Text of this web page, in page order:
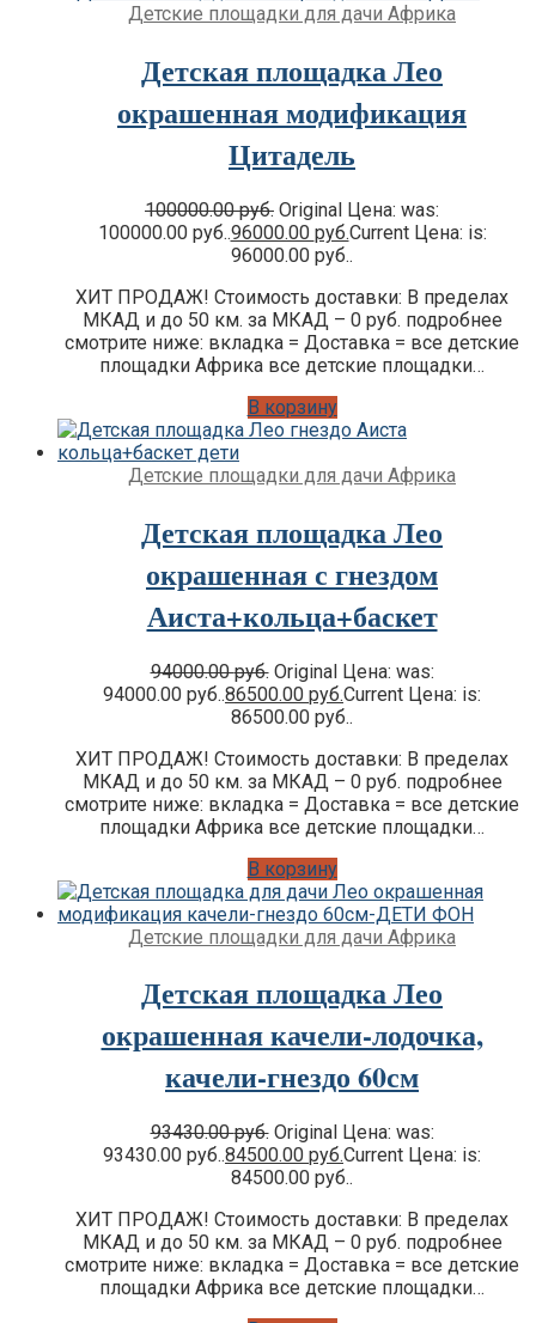
Детские площадки для дачи Африка
Детская площадка Лео
окрашенная модификация
Цитадель
100000.00руб. Original Цена: was:
100000.00 руб..96000.00 руб.Current Цена: is:
96000.00 руб..
ХИТ ПРОДАЖ! Стоимость доставки: В пределах
МКАД и до 50 км. за МКАД – 0 руб. подробнее
смотрите ниже: вкладка = Доставка = все детские
площадки Африка все детские площадки…
В корзину
Детские площадки для дачи Африка
Детская площадка Лео
окрашенная с гнездом
Аиста+кольца+баскет
94000.00руб. Original Цена: was:
94000.00 руб..86500.00 руб.Current Цена: is:
86500.00 руб..
ХИТ ПРОДАЖ! Стоимость доставки: В пределах
МКАД и до 50 км. за МКАД – 0 руб. подробнее
смотрите ниже: вкладка = Доставка = все детские
площадки Африка все детские площадки…
В корзину
Детские площадки для дачи Африка
Детская площадка Лео
окрашенная качели-лодочка,
качели-гнездо 60см
93430.00руб. Original Цена: was:
93430.00 руб..84500.00 руб.Current Цена: is:
84500.00 руб..
ХИТ ПРОДАЖ! Стоимость доставки: В пределах
МКАД и до 50 км. за МКАД – 0 руб. подробнее
смотрите ниже: вкладка = Доставка = все детские
площадки Африка все детские площадки…